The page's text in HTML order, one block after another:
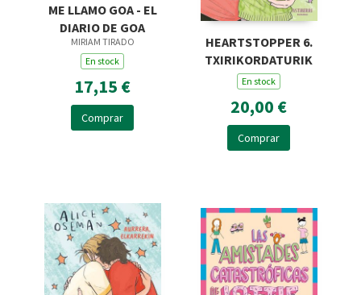
ME LLAMO GOA - EL
DIARIO DE GOA
MIRIAM TIRADO
En stock
17,15 €
Comprar
HEARTSTOPPER 6.
TXIRIKORDATURIK
En stock
20,00 €
Comprar